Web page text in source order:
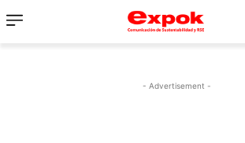
- Advertisement -